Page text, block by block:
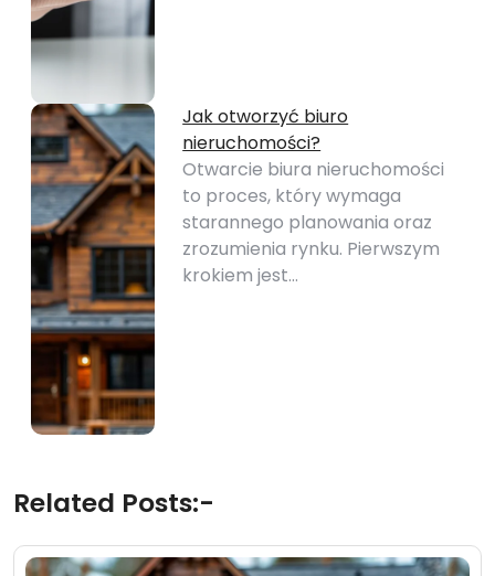
Jak otworzyć biuro
nieruchomości?
Otwarcie biura nieruchomości
to proces, który wymaga
starannego planowania oraz
zrozumienia rynku. Pierwszym
krokiem jest…
Related Posts:-